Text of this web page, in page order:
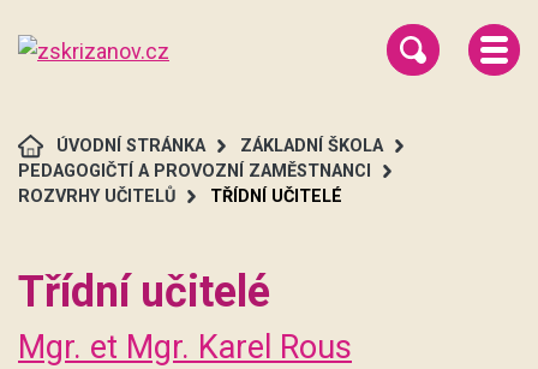
ÚVODNÍ STRÁNKA
ZÁKLADNÍ ŠKOLA
PEDAGOGIČTÍ A PROVOZNÍ ZAMĚSTNANCI
ROZVRHY UČITELŮ
TŘÍDNÍ UČITELÉ
Třídní učitelé
Mgr. et Mgr. Karel Rous